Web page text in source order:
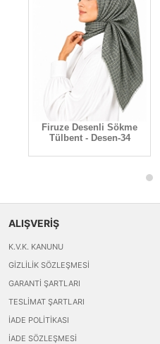
Firuze Desenli Sökme
Tülbent - Desen-35
ALIŞVERİŞ
K.V.K. KANUNU
GIZLILIK SÖZLEŞMESI
GARANTI ŞARTLARI
TESLIMAT ŞARTLARI
İADE POLITIKASI
İADE SÖZLEŞMESI